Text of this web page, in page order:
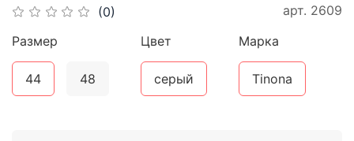
(0) арт. 2609
Размер
44 48
Цвет
серый
Марка
Tinona